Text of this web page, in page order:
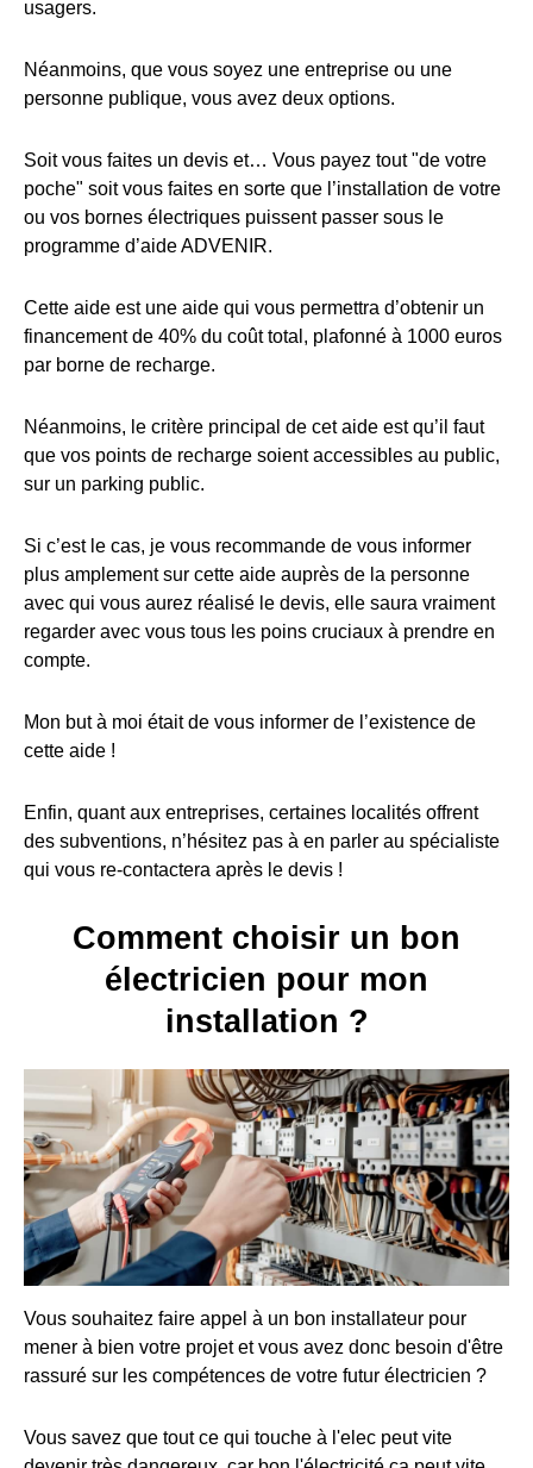
usagers.
Néanmoins, que vous soyez une entreprise ou une
personne publique, vous avez deux options.
Soit vous faites un devis et… Vous payez tout "de votre
poche" soit vous faites en sorte que l’installation de votre
ou vos bornes électriques puissent passer sous le
programme d’aide ADVENIR.
Cette aide est une aide qui vous permettra d’obtenir un
financement de 40% du coût total, plafonné à 1000 euros
par borne de recharge.
Néanmoins, le critère principal de cet aide est qu’il faut
que vos points de recharge soient accessibles au public,
sur un parking public.
Si c’est le cas, je vous recommande de vous informer
plus amplement sur cette aide auprès de la personne
avec qui vous aurez réalisé le devis, elle saura vraiment
regarder avec vous tous les poins cruciaux à prendre en
compte.
Mon but à moi était de vous informer de l’existence de
cette aide !
Enfin, quant aux entreprises, certaines localités offrent
des subventions, n’hésitez pas à en parler au spécialiste
qui vous re-contactera après le devis !
Comment choisir un bon
électricien pour mon
installation ?
Vous souhaitez faire appel à un bon installateur pour
mener à bien votre projet et vous avez donc besoin d'être
rassuré sur les compétences de votre futur électricien ?
Vous savez que tout ce qui touche à l'elec peut vite